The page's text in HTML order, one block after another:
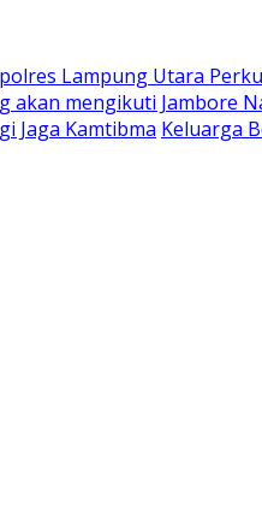
Lampung Utara
mengikuti Jambore
Jaga Kamtibma Keluarga